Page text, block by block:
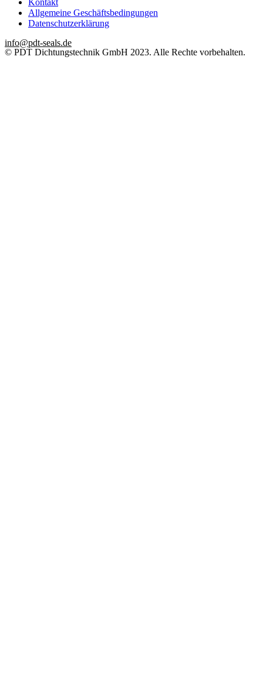
Kontakt
Allgemeine Geschäftsbedingungen
Datenschutzerklärung
info@pdt-seals.de
© PDT Dichtungstechnik GmbH 2023. Alle Rechte vorbehalten.